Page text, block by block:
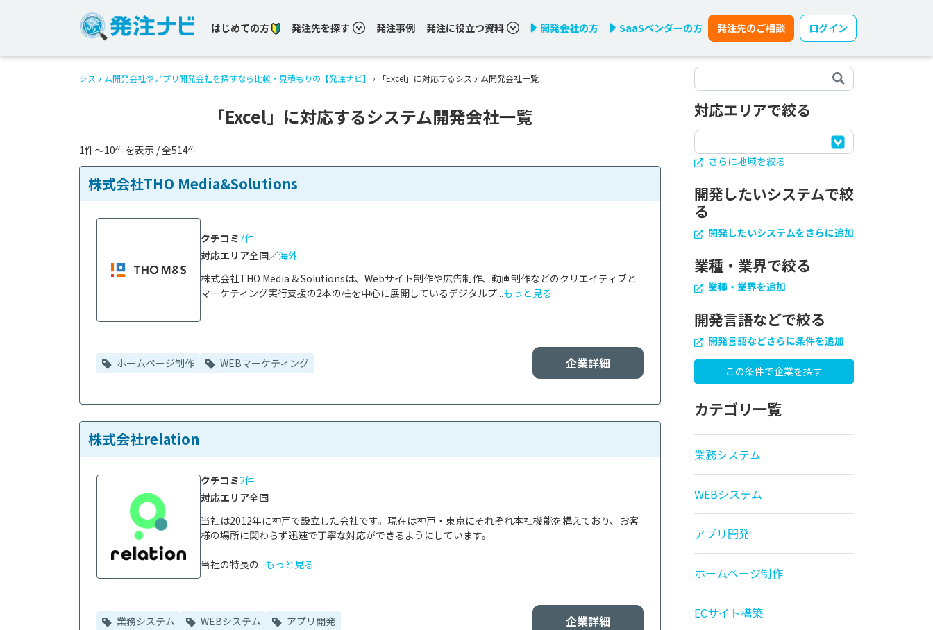
はじめての方 発注先を探す 発注事例 発注に役立つ資料 開発会社の方 SaaSベンダーの方 発注先のご相談 ログイン
システム開発会社やアプリ開発会社を探すなら比較・見積もりの【発注ナビ】 › 「Excel」に対応するシステム開発会社一覧
「Excel」に対応するシステム開発会社一覧
1件〜10件を表示 / 全514件
株式会社THO Media&Solutions
株式会社THO Media & Solutionsは、Webサイト制作や広告制作、動画制作などのクリエイティブと
マーケティング実行支援の2本の柱を中心に展開しているデジタルプ...もっと見る
クチコミ7件
対応エリア全国／海外
企業詳細
ホームページ制作 WEBマーケティング
株式会社relation
当社は2012年に神戸で設立した会社です。現在は神戸・東京にそれぞれ本社機能を構えており、お客
様の場所に関わらず迅速で丁寧な対応ができるようにしています。
当社の特長の...もっと見る
クチコミ2件
対応エリア全国
企業詳細
業務システム WEBシステム アプリ開発
対応エリアで絞る
さらに地域を絞る
開発したいシステムで絞
る
開発したいシステムをさらに追加
業種・業界で絞る
業種・業界を追加
開発言語などで絞る
開発言語などさらに条件を追加
カテゴリ一覧
業務システム
WEBシステム
アプリ開発
ホームページ制作
ECサイト構築